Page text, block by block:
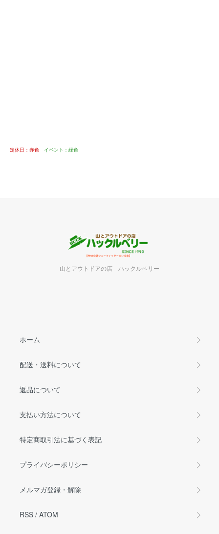
定休日：赤色 イベント：緑色
山とアウトドアの店 ハックルベリー
ホーム
配送・送料について
返品について
支払い方法について
特定商取引法に基づく表記
プライバシーポリシー
メルマガ登録・解除
RSS / ATOM